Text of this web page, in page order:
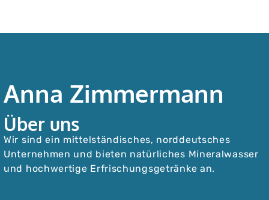
Anna Zimmermann
Über uns
Wir sind ein mittelständisches, norddeutsches
Unternehmen und bieten natürliches Mineralwasser
und hochwertige Erfrischungsgetränke an.